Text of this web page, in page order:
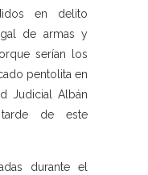
en delito
de armas y
serían los
pentolita en
Judicial Albán
de este
durante el